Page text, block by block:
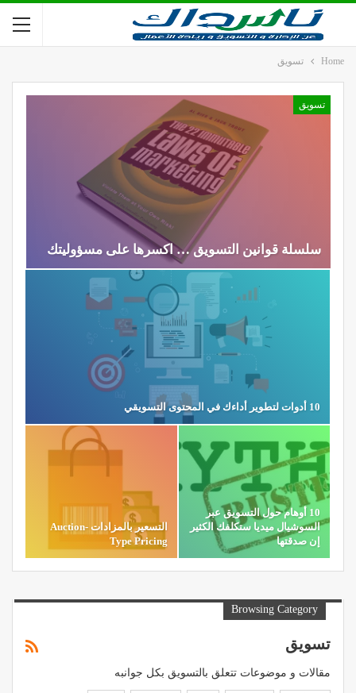
Home تسويق
تسويق
سلسلة قوانين التسويق … اكسرها على مسؤوليتك
10 أدوات لتطوير أداءك في المحتوى التسويقي
10 أوهام حول التسويق عبر
السوشيال ميديا ستكلفك الكثير
إن صدقتها
التسعير بالمزادات Auction-
Type Pricing
Browsing Category
تسويق
مقالات و موضوعات تتعلق بالتسويق بكل جوانبه